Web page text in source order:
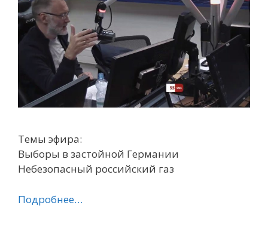
Темы эфира:
Выборы в застойной Германии
Небезопасный российский газ
Подробнее…